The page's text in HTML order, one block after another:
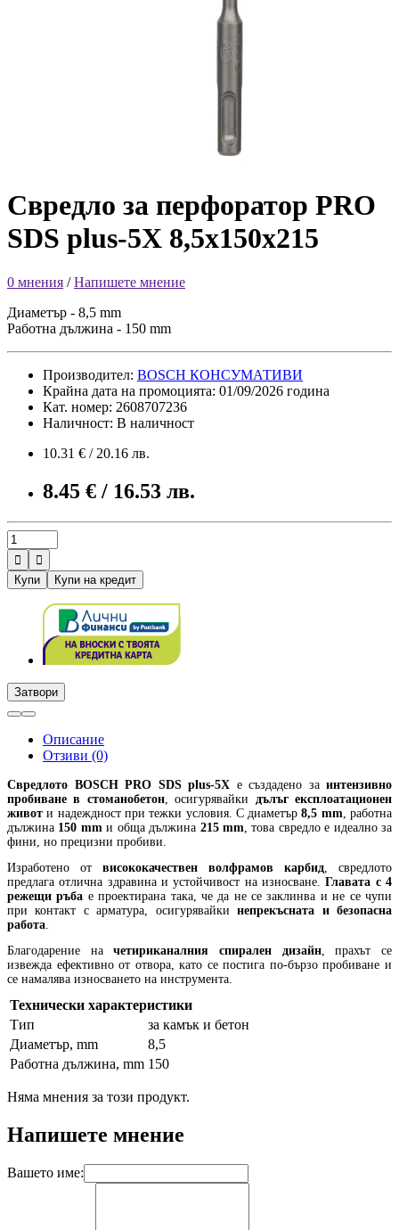
Свредло за перфоратор PRO
SDS plus-5X 8,5x150x215
0 мнения /Напишете мнение
Диаметър - 8,5 mm
Работна дължина - 150 mm
Производител: BOSCH КОНСУМАТИВИ
Крайна дата на промоцията: 01/09/2026 година
Кат. номер: 2608707236
Наличност: В наличност
10.31 € / 20.16 лв.
8.45 € / 16.53 лв.


Купи
Купи на кредит
Затвори
Описание
Отзиви (0)
Свредлото BOSCH PRO SDS plus-5X е създадено за интензивно
пробиване в стоманобетон, осигурявайки
дълъг експлоатационен
живот и надеждност при тежки условия. С диаметър 8,5 mm , работна
дължина 150 mm и обща дължина 215 mm , това свредло е идеално за
фини, но прецизни пробиви.
Изработено от
висококачествен волфрамов карбид , свредлото
предлага отлична здравина и устойчивост на износване.
Главата с 4
режещи ръба е проектирана така, че да не се заклинва и не се чупи
при контакт с арматура, осигурявайки
непрекъсната и безопасна
работа
Благодарение на
четириканалния спирален дизайн, прахът се
извежда ефективно от отвора, като се постига по-бързо пробиване и
се намалява износването на инструмента.
Технически характеристики
Тип
за камък и бетон
Диаметър, mm
8,5
Работна дължина, mm 150
Няма мнения за този продукт.
Напишете мнение
Вашето име: